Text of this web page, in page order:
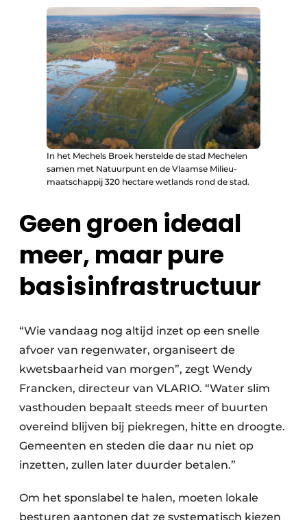
In het Mechels Broek herstelde de stad Mechelen
samen met Natuurpunt en de Vlaamse Milieu­
maatschappij 320 hectare wetlands rond de stad.
Geen groen ideaal
meer, maar pure
basisinfrastructuur
“Wie vandaag nog altijd inzet op een snelle
afvoer van regenwater, organiseert de
kwetsbaarheid van morgen”, zegt Wendy
Francken, directeur van VLARIO. “Water slim
vasthouden bepaalt steeds meer of buurten
overeind blijven bij piekregen, hitte en droogte.
Gemeenten en steden die daar nu niet op
inzetten, zullen later duurder betalen.”
Om het sponslabel te halen, moeten lokale
besturen aantonen dat ze systematisch kiezen